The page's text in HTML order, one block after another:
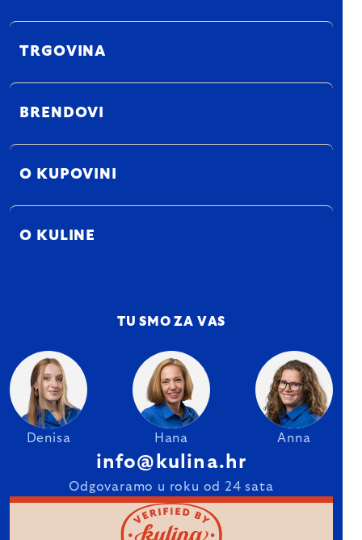
TRGOVINA
BRENDOVI
O KUPOVINI
O KULINE
TU SMO ZA VAS
Denisa Hana Anna
info@kulina.hr
Odgovaramo u roku od 24 sata